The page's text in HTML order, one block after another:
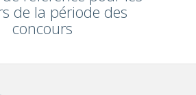
de la période des
concours